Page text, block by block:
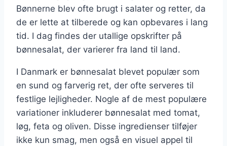
Bønnerne blev ofte brugt i salater og retter, da
de er lette at tilberede og kan opbevares i lang
tid. I dag findes der utallige opskrifter på
bønnesalat, der varierer fra land til land.
I Danmark er bønnesalat blevet populær som
en sund og farverig ret, der ofte serveres til
festlige lejligheder. Nogle af de mest populære
variationer inkluderer bønnesalat med tomat,
løg, feta og oliven. Disse ingredienser tilføjer
ikke kun smag, men også en visuel appel til